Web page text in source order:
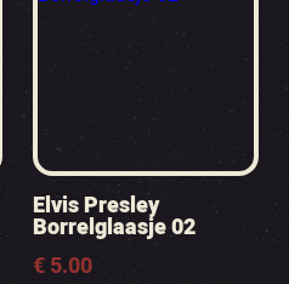
Elvis Presley
Borrelglaasje 02
€5.00